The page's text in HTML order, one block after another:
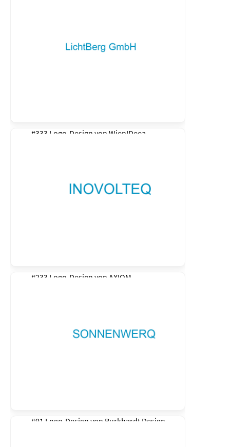
#333 Logo-Design von WienIDeea
#233 Logo-Design von AXIOM
#91 Logo-Design von Burkhardt Design